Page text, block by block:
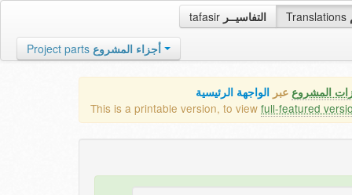
tafasir التفاسيــر Translations
Project parts أجزاء المشروع
المشروع عبر الواجهة الرئيسية
This is a printable version, to view full-featured